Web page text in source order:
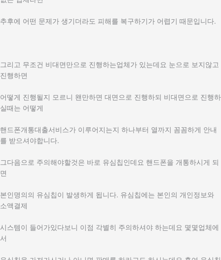
추후에 어떤 문제가 생기더라도 피해를 복구하기가 어렵기 때문입니다.
그리고 무조건 비대면만으로 진행하는업체가 있는데요 눈으로 보지않고
진행하면
어떻게 진행될지 모르니 왠만하면 대면으로 진행하되 비대면으로 진행하
실때는 어떻게
핸드폰개통대출서비스가 이루어지는지 하나부터 열까지 꼼꼼하게 안내
를 받으셔야합니다.
그다음으로 주의해야할것은 바로 유심칩인데요 핸드폰을 개통하시게 되
면
본인명의의 유심칩이 발생하게 됩니다. 유심칩에는 본인의 개인정보와
소액결제
시스템이 들어가있다보니 이점 각별히 주의하셔야 하는데요 몇몇업체에
서